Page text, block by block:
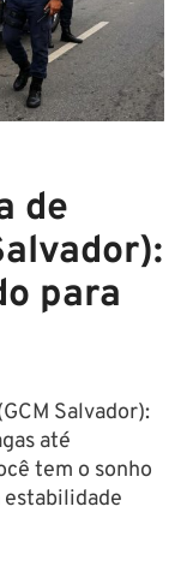
de
para
Salvador):
até
tem o sonho
estabilidade